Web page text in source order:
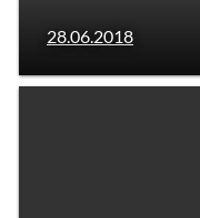
28.06.2018